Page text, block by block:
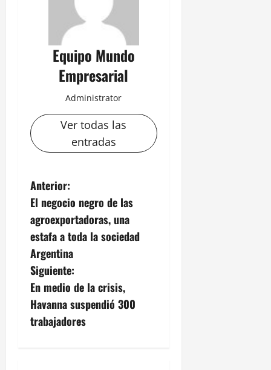
Equipo Mundo
Empresarial
Administrator
Ver todas las
entradas
N
a
v
e
g
a
Anterior:
El negocio negro de las
agroexportadoras, una
estafa a toda la sociedad
Argentina
Siguiente:
En medio de la crisis,
Havanna suspendió 300
trabajadores